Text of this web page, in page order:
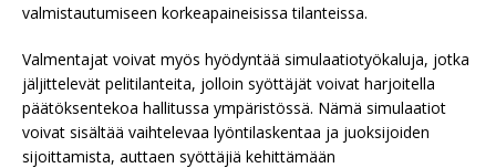
valmistautumiseen korkeapaineisissa tilanteissa.
Valmentajat voivat myös hyödyntää simulaatiotyökaluja, jotka
jäljittelevät pelitilanteita, jolloin syöttäjät voivat harjoitella
päätöksentekoa hallitussa ympäristössä. Nämä simulaatiot
voivat sisältää vaihtelevaa lyöntilaskentaa ja juoksijoiden
sijoittamista, auttaen syöttäjiä kehittämään